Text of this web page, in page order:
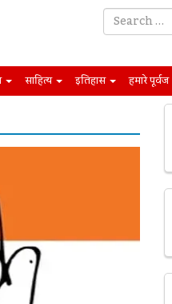
साहित्य इतिहास हमारे पूर्वज